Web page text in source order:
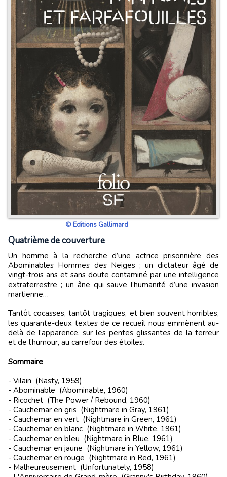
© Editions Gallimard
Quatrième de couverture
Un homme à la recherche d’une actrice prisonnière des
Abominables Hommes des Neiges ; un dictateur âgé de
vingt-trois ans et sans doute contaminé par une intelligence
extraterrestre ; un âne qui sauve l’humanité d’une invasion
martienne…
Tantôt cocasses, tantôt tragiques, et bien souvent horribles,
les quarante-deux textes de ce recueil nous emmènent au-
delà de l’apparence, sur les pentes glissantes de la terreur
et de l’humour, au carrefour des étoiles.
Sommaire
- Vilain (Nasty, 1959)
- Abominable (Abominable, 1960)
- Ricochet (The Power / Rebound, 1960)
- Cauchemar en gris (Nightmare in Gray, 1961)
- Cauchemar en vert (Nightmare in Green, 1961)
- Cauchemar en blanc (Nightmare in White, 1961)
- Cauchemar en bleu (Nightmare in Blue, 1961)
- Cauchemar en jaune (Nightmare in Yellow, 1961)
- Cauchemar en rouge (Nightmare in Red, 1961)
- Malheureusement (Unfortunately, 1958)